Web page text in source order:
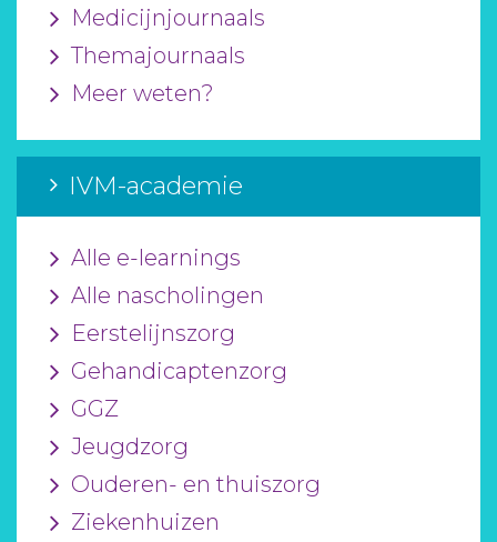
Medicijnjournaals
Themajournaals
Meer weten?
IVM-academie
Alle e-learnings
Alle nascholingen
Eerstelijnszorg
Gehandicaptenzorg
GGZ
Jeugdzorg
Ouderen- en thuiszorg
Ziekenhuizen